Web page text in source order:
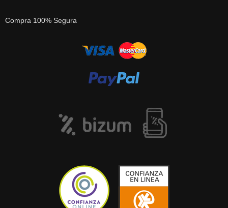
Compra 100% Segura